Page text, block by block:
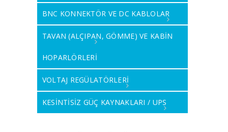
BNC KONNEKTÖR VE DC KABLOLAR
TAVAN (ALÇIPAN, GÖMME) VE KABİN
HOPARLÖRLERİ
VOLTAJ REGÜLATÖRLERİ
KESİNTİSİZ GÜÇ KAYNAKLARI / UPS